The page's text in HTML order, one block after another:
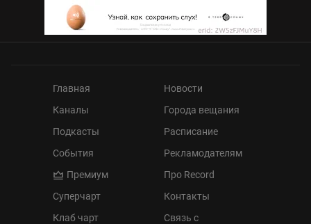
Главная
Каналы
Подкасты
События
Премиум
Суперчарт
Клаб чарт
Новости
Города вещания
Расписание
Рекламодателям
Про Record
Контакты
Связь с